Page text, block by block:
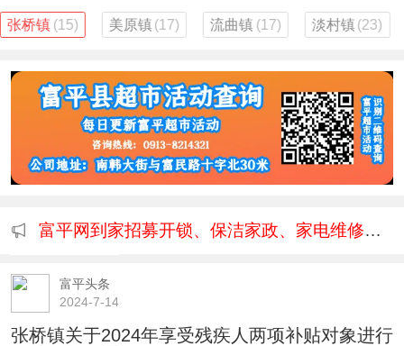
张桥镇 (15) 美原镇(17) 流曲镇 (17) 淡村镇(23)
富平网到家招募开锁、保洁家政、家电维修清洗等师傅....
富平头条
2024-7-14
张桥镇关于2024年享受残疾人两项补贴对象进行